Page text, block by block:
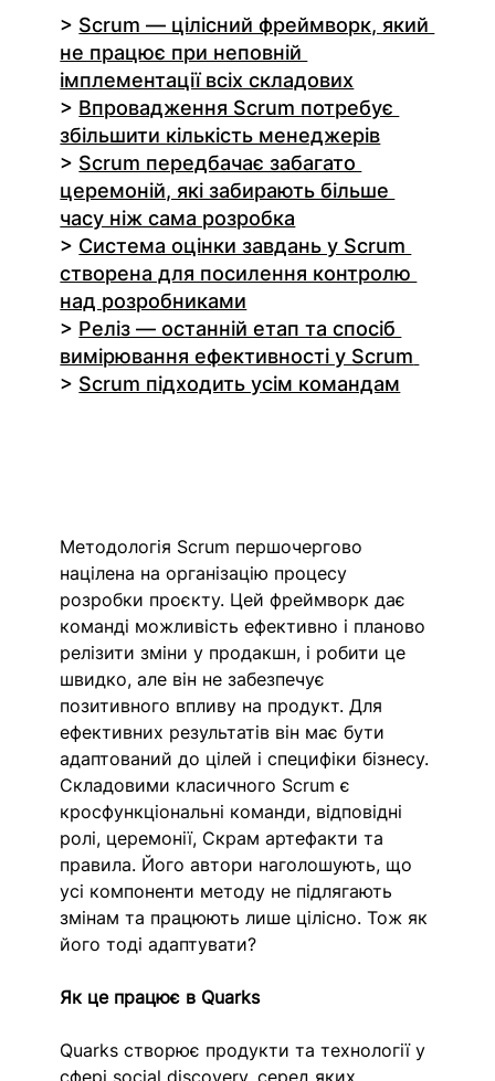
> Scrum — цілісний фреймворк, який
не працює при неповній
імплементації всіх складових
> Впровадження Scrum потребує
збільшити кількість менеджерів
> Scrum передбачає забагато
церемоній, які забирають більше
часу ніж сама розробка
> Система оцінки завдань у Scrum
створена для посилення контролю
над розробниками
> Реліз — останній етап та спосіб
вимірювання ефективності у Scrum
> Scrum підходить усім командам
Методологія Scrum першочергово
націлена на організацію процесу
розробки проєкту. Цей фреймворк дає
команді можливість ефективно і планово
релізити зміни у продакшн, і робити це
швидко, але він не забезпечує
позитивного впливу на продукт. Для
ефективних результатів він має бути
адаптований до цілей і специфіки бізнесу.
Складовими класичного Scrum є
кросфункціональні команди, відповідні
ролі, церемонії, Скрам артефакти та
правила. Його автори наголошують, що
усі компоненти методу не підлягають
змінам та працюють лише цілісно. Тож як
його тоді адаптувати?
Як це працює в Quarks
Quarks створює продукти та технології у
сфері social discovery, серед яких